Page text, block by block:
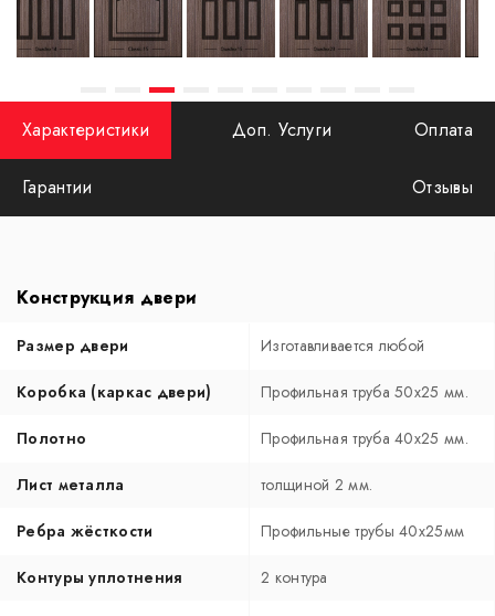
Характеристики Доп. Услуги Оплата
Гарантии Отзывы
Конструкция двери
Размер двери Изготавливается любой
Коробка (каркас двери) Профильная труба 50х25 мм.
Полотно Профильная труба 40х25 мм.
Лист металла толщиной 2 мм.
Ребра жёсткости Профильные трубы 40х25мм
Контуры уплотнения 2 контура